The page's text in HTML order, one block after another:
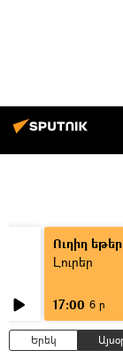
Ուղիղ եթեր
Լուրեր
17:00 6 ր
Երեկ